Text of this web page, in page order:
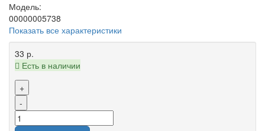
Модель:
00000005738
Показать все характеристики
33 р.
Есть в наличии
+
-